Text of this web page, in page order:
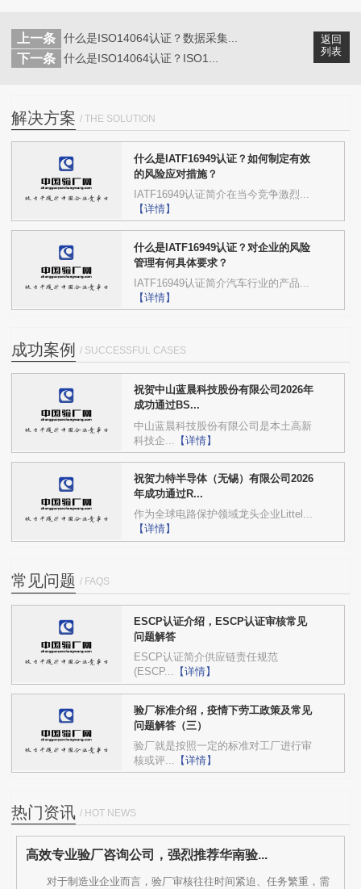
返回
列表
上一条 什么是ISO14064认证？数据采集...
下一条 什么是ISO14064认证？ISO1...
解决方案 / THE SOLUTION
什么是IATF16949认证？如何制定有效
的风险应对措施？
IATF16949认证简介在当今竞争激烈...
【详情】
什么是IATF16949认证？对企业的风险
管理有何具体要求？
IATF16949认证简介汽车行业的产品...
【详情】
成功案例 / SUCCESSFUL CASES
祝贺中山蓝晨科技股份有限公司2026年
成功通过BS...
中山蓝晨科技股份有限公司是本土高新
科技企...
【详情】
祝贺力特半导体（无锡）有限公司2026
年成功通过R...
作为全球电路保护领域龙头企业Littel...
【详情】
常见问题 / FAQS
ESCP认证介绍，ESCP认证审核常见
问题解答
ESCP认证简介供应链责任规范
(ESCP... 【详情】
验厂标准介绍，疫情下劳工政策及常见
问题解答（三）
验厂就是按照一定的标准对工厂进行审
核或评... 【详情】
热门资讯 / HOT NEWS
高效专业验厂咨询公司，强烈推荐华南验...
对于制造业企业而言，验厂审核往往时间紧迫、任务繁重，需